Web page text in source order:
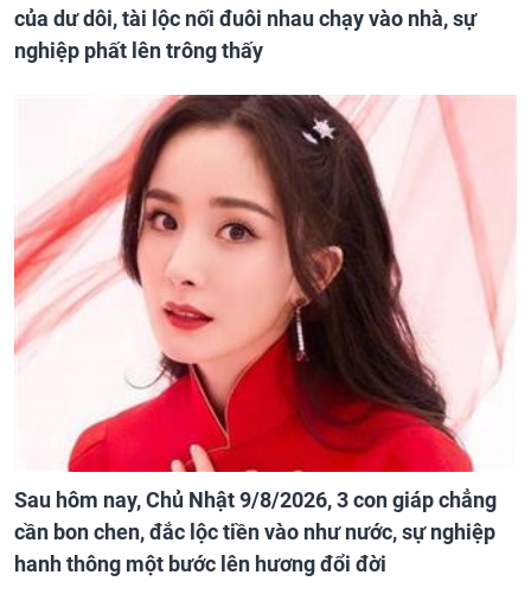
của dư dôi, tài lộc nối đuôi nhau chạy vào nhà, sự
nghiệp phất lên trông thấy
Sau hôm nay, Chủ Nhật 9/8/2026, 3 con giáp chẳng
cần bon chen, đắc lộc tiền vào như nước, sự nghiệp
hanh thông một bước lên hương đổi đời